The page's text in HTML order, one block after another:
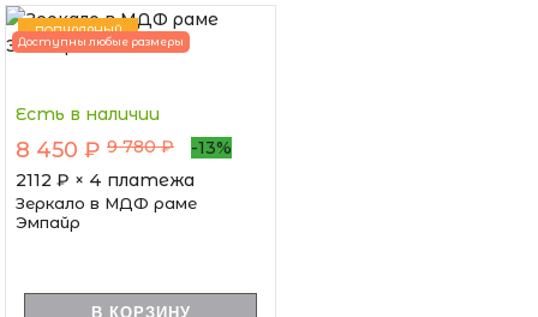
ПОПУЛЯРНЫЙ
Доступны любые размеры
Есть в наличии
8 450 ₽ 9 780 ₽
-13%
2112 ₽ × 4 платежа
Зеркало в МДФ раме
Эмпайр
В КОРЗИНУ